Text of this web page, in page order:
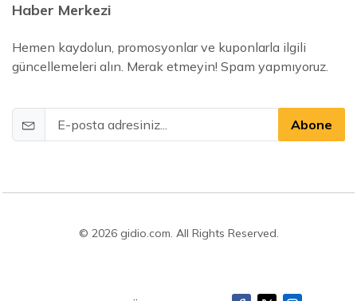
Haber Merkezi
Hemen kaydolun, promosyonlar ve kuponlarla ilgili
güncellemeleri alın. Merak etmeyin! Spam yapmıyoruz.
Abone
© 2026 gidio.com. All Rights Reserved.